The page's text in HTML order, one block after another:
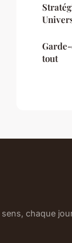
tout
chaque